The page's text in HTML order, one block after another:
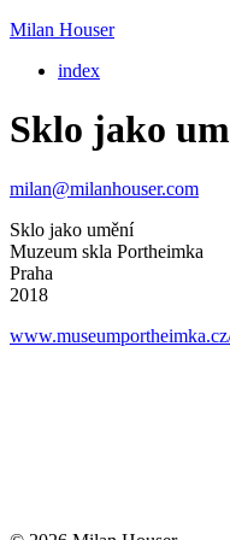
Milan Houser
index
Sklo jako
milan@milanhouser.com
Sklo jako umění
Muzeum skla Portheimka
Praha
2018